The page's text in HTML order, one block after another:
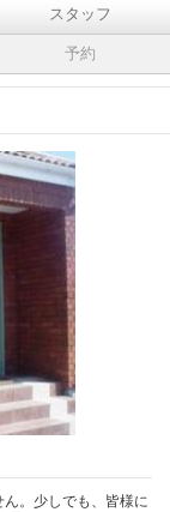
スタッフ
予約
。少しでも、皆様に